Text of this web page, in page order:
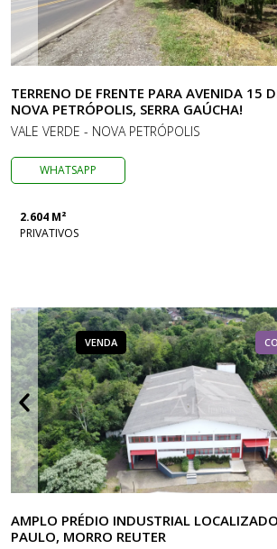
TERRENO DE FRENTE PARA AVENIDA 15
NOVA PETRÓPOLIS, SERRA GAÚCHA!
VALE VERDE - NOVA PETRÓPOLIS
WHATSAPP
2.604 M²
PRIVATIVOS
VENDA
AMPLO PRÉDIO INDUSTRIAL
PAULO, MORRO REUTER